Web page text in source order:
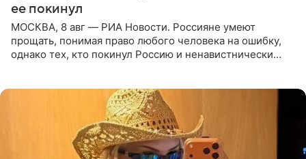
ее покинул
МОСКВА, 8 авг — РИА Новости. Россияне умеют
прощать, понимая право любого человека на ошибку,
однако тех, кто покинул Россию и ненавистнически